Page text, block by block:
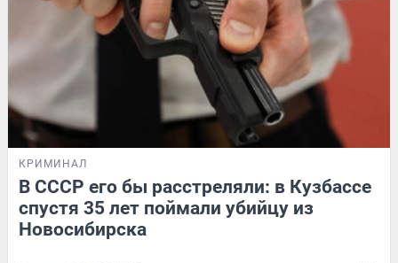
КРИМИНАЛ
В СССР его бы расстреляли: в Кузбассе
спустя 35 лет поймали убийцу из
Новосибирска